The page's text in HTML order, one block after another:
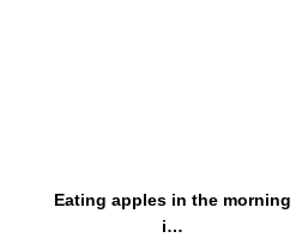
Eating apples in the morning
i…